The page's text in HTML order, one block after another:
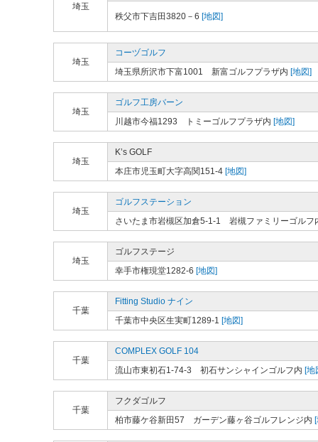
埼玉
秩父市下吉田3820－6 [地図]
埼玉
コーヅゴルフ
埼玉県所沢市下富1001 新富ゴルフプラザ内 [地図]
埼玉
ゴルフ工房バーン
川越市今福1293 トミーゴルフプラザ内 [地図]
埼玉
K’s GOLF
本庄市児玉町大字高関151-4 [地図]
埼玉
ゴルフステーション
さいたま市岩槻区加倉5-1-1 岩槻ファミリーゴルフ
埼玉
ゴルフステージ
幸手市権現堂1282-6 [地図]
千葉
Fitting Studio ナイン
千葉市中央区生実町1289-1 [地図]
千葉
COMPLEX GOLF 104
流山市東初石1-74-3 初石サンシャインゴルフ内 [地
千葉
フクダゴルフ
柏市藤ケ谷新田57 ガーデン藤ヶ谷ゴルフレンジ内